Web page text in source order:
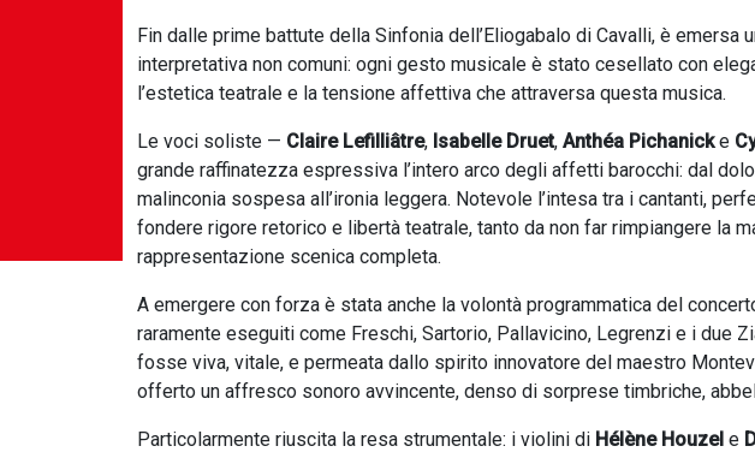
Fin dalle prime battute della Sinfonia dell’Eliogabalo di Cavalli, è
interpretativa non comuni: ogni gesto musicale è stato cesellato con
l’estetica teatrale e la tensione affettiva che attraversa questa musica.
Le voci soliste — Claire Lefilliâtre, Isabelle Druet, Anthéa Pichanicke
grande raffinatezza espressiva l’intero arco degli affetti barocchi: dal
malinconia sospesa all’ironia leggera. Notevole l’intesa tra i cantanti,
fondere rigore retorico e libertà teatrale, tanto da non far rimpiangere la
rappresentazione scenica completa.
A emergere con forza è stata anche la volontà programmatica del
raramente eseguiti come Freschi, Sartorio, Pallavicino, Legrenzi e i due
fosse viva, vitale, e permeata dallo spirito innovatore del maestro
offerto un affresco sonoro avvincente, denso di sorprese timbriche,
Particolarmente riuscita la resa strumentale: i violini di Hélène Houzel e